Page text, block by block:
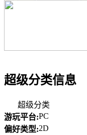
超级分类信息
超级分类
游玩平台:PC
偏好类型:2D